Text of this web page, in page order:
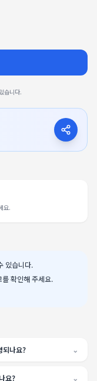
습니다.
요.
있습니다.
확인해 주세요.
되나요? ⌄
요? ⌄